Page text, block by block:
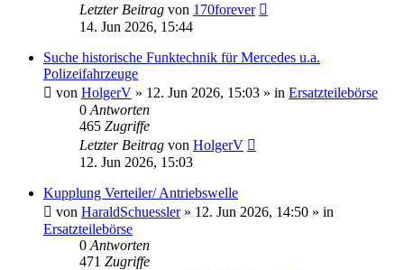
Letzter Beitrag von 170forever
14. Jun 2026, 15:44
Suche historische Funktechnik für Mercedes u.a.
Polizeifahrzeuge
von HolgerV » 12. Jun 2026, 15:03 » in Ersatzteilebörse
0 Antworten
465 Zugriffe
Letzter Beitrag von HolgerV
12. Jun 2026, 15:03
Kupplung Verteiler/ Antriebswelle
von HaraldSchuessler» 12. Jun 2026, 14:50 » in
Ersatzteilebörse
0 Antworten
471 Zugriffe